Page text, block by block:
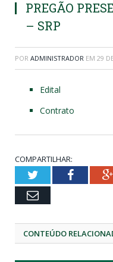
PREGÃO
– SRP
POR ADMINISTRADOR EM 29
Edital
Contrato
COMPARTILHAR:
TwitterFacebook
Email
CONTEÚDO